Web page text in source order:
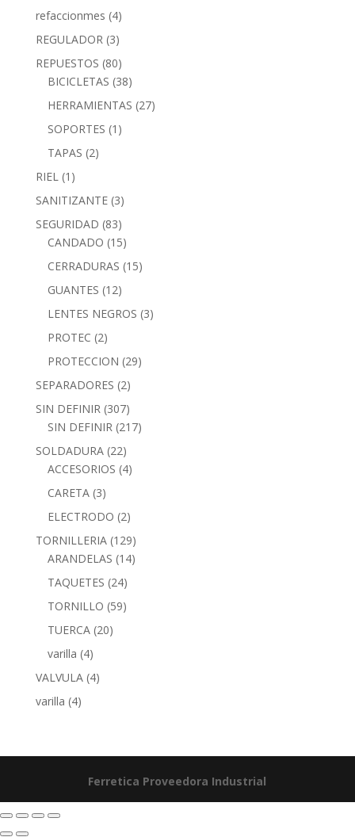
refaccionmes (4)
REGULADOR (3)
REPUESTOS (80)
BICICLETAS (38)
HERRAMIENTAS (27)
SOPORTES (1)
TAPAS (2)
RIEL (1)
SANITIZANTE (3)
SEGURIDAD (83)
CANDADO (15)
CERRADURAS (15)
GUANTES (12)
LENTES NEGROS (3)
PROTEC (2)
PROTECCION (29)
SEPARADORES (2)
SIN DEFINIR (307)
SIN DEFINIR (217)
SOLDADURA (22)
ACCESORIOS (4)
CARETA (3)
ELECTRODO (2)
TORNILLERIA (129)
ARANDELAS (14)
TAQUETES (24)
TORNILLO (59)
TUERCA (20)
varilla (4)
VALVULA (4)
varilla (4)
Ferretica Proveedora Industrial